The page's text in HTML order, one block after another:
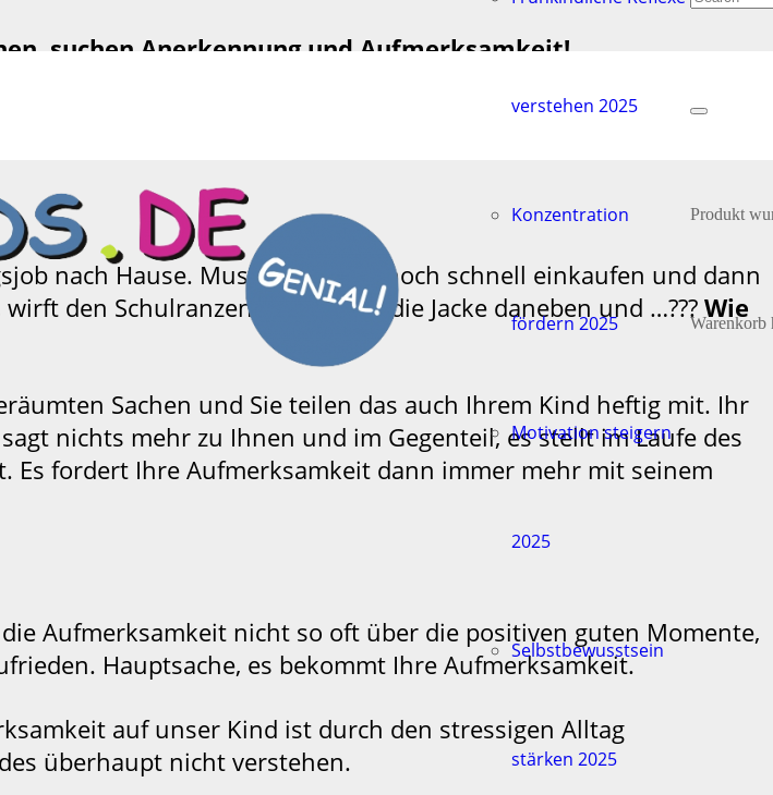
verstehen 2025
Konzentration
fördern 2025
Motivation steigern
2025
Selbstbewusstsein
stärken 2025
Produkt
Warenkorb
suchen Anerkennung und Aufmerksamkeit!
bei unseren Kindern wahrnehmen, was nicht so gut
nach Hause. Mussten vorher noch schnell einkaufen und dann
den Schulranzen in die Ecke, die Jacke daneben und …??? Wie
Sachen und Sie teilen das auch Ihrem Kind heftig mit. Ihr
nichts mehr zu Ihnen und im Gegenteil, es stellt im Laufe des
Es fordert Ihre Aufmerksamkeit dann immer mehr mit seinem
Aufmerksamkeit nicht so oft über die positiven guten Momente,
Hauptsache, es bekommt Ihre Aufmerksamkeit.
auf unser Kind ist durch den stressigen Alltag
überhaupt nicht verstehen.